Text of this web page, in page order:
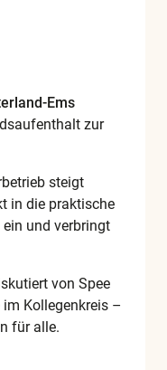
Ems
zur
steigt
in die praktische
und verbringt
von Spee
Kollegenkreis –
für alle.